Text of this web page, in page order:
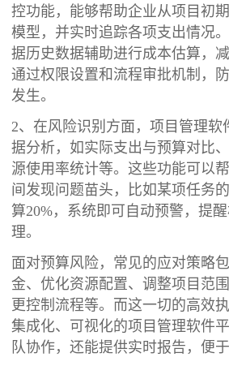
控功能，能够帮助企业从项目初
模型，并实时追踪各项支出情况
据历史数据辅助进行成本估算，
通过权限设置和流程审批机制，
发生。
2、在风险识别方面，项目管理软
据分析，如实际支出与预算对比
源使用率统计等。这些功能可以
间发现问题苗头，比如某项任务
算20%，系统即可自动预警，提
理。
面对预算风险，常见的应对策略
金、优化资源配置、调整项目范
更控制流程等。而这一切的高效
集成化、可视化的项目管理软件
队协作，还能提供实时报告，便